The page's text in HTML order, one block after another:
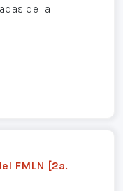
de la
FMLN [2a.